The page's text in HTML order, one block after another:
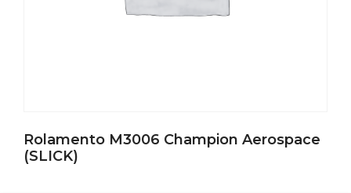
Rolamento M3006 Champion Aerospace
(SLICK)